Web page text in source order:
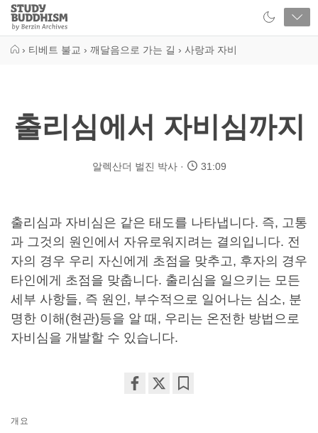
Close
Study
Buddhism
› 티베트 불교 › 깨달음으로 가는 길 › 사랑과 자비
출리심에서 자비심까지
알렉산더 벌진 박사 31:09
출리심과 자비심은 같은 태도를 나타냅니다. 즉, 고통
과 그것의 원인에서 자유로워지려는 결의입니다. 전
자의 경우 우리 자신에게 초점을 맞추고, 후자의 경우
타인에게 초점을 맞춥니다. 출리심을 일으키는 모든
세부 사항들, 즉 원인, 부수적으로 일어나는 심소, 분
명한 이해(현관)등을 알 때, 우리는 온전한 방법으로
자비심을 개발할 수 있습니다.
개요